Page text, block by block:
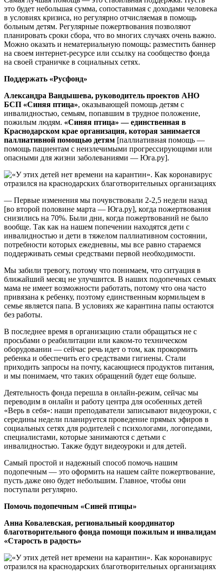
это будет небольшая сумма, сопоставимая с доходами человека
в условиях кризиса, но регулярно отчисляемая в помощь
больным детям. Регулярные пожертвования позволяют
планировать сроки сбора, что во многих случаях очень важно.
Можно оказать и нематериальную помощь: разместить баннер
на своем интернет-ресурсе или ссылку на сообщество фонда
на своей страничке в социальных сетях.
Поддержать «Русфонд»
Александра Вандышева, руководитель проектов АНО
БСП «Синяя птица», оказывающей помощь детям с
инвалидностью, семьям, попавшим в трудное положение,
пожилым людям. «Синяя птица» — единственная в
Краснодарском крае организация, которая занимается
паллиативной помощью детям [паллиативная помощь —
помощь пациентам с неизлечимыми прогрессирующими или
опасными для жизни заболеваниями — Юга.ру].
— Первые изменения мы почувствовали 2-2,5 недели назад
[во второй половине марта — Юга.ру], когда пожертвования
снизились на 70%. Были дни, когда пожертвований не было
вообще. Так как на нашем попечении находятся дети с
инвалидностью и дети в тяжелом паллиативном состоянии,
потребности которых ежедневны, мы все равно стараемся
поддерживать семьи средствами первой необходимости.
Мы забили тревогу, потому что понимаем, что ситуация в
ближайший месяц не улучшится. В наших подопечных семьях
мама не имеет возможности работать, потому что она часто
привязана к ребенку, поэтому единственным кормильцем в
семье является папа. В условиях же карантина папы остаются
без работы.
В последнее время в организацию стали обращаться не с
просьбами о реабилитации или каком-то техническом
оборудовании — сейчас речь идет о том, как прокормить
ребенка и обеспечить его средствами гигиены. Стали
приходить запросы на почту, касающиеся продуктов питания,
и мы понимаем, что таких обращений будет еще больше.
Деятельность фонда перешла в онлайн-режим, сейчас мы
переводим в онлайн и работу центра для особенных детей
«Верь в себя»: наши преподаватели записывают видеоуроки, с
середины недели планируется проведение прямых эфиров в
социальных сетях для родителей с психологами, логопедами,
специалистами, которые занимаются с детьми с
инвалидностью. Также будут видеоуроки и для детей.
Самый простой и надежный способ помочь нашим
подопечным — это оформить на нашем сайте пожертвование,
пусть даже оно будет небольшим. Главное, чтобы они
поступали регулярно.
Помочь подопечным «Синей птицы»
Анна Ковалевская, региональный координатор
благотворительного фонда помощи пожилым и инвалидам
«Старость в радость»